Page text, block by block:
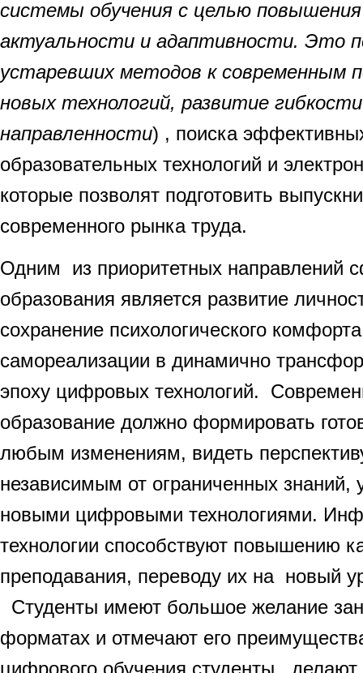
системы обучения с целью
актуальности и адаптивности. Это
устаревших методов к современным
новых технологий, развитие
направленности) , поиска
образовательных технологий и
которые позволят подготовить
современного рынка труда.
Одним из приоритетных направлений
образования является развитие
сохранение психологического
самореализации в динамично
эпоху цифровых технологий.
образование должно формировать
любым изменениям, видеть
независимым от ограниченных знаний,
новыми цифровыми технологиями.
технологии способствуют повышению
преподавания, переводу их на новый
Студенты имеют большое желание
форматах и отмечают его
цифрового обучения студенты